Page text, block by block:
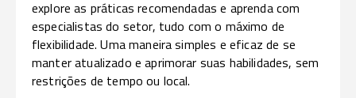
explore as práticas recomendadas e aprenda com
especialistas do setor, tudo com o máximo de
flexibilidade. Uma maneira simples e eficaz de se
manter atualizado e aprimorar suas habilidades, sem
restrições de tempo ou local.